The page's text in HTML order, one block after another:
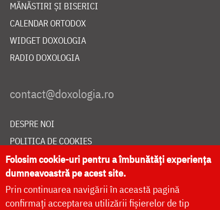
MĂNĂSTIRI ȘI BISERICI
CALENDAR ORTODOX
WIDGET DOXOLOGIA
RADIO DOXOLOGIA
DESPRE NOI
POLITICA DE COOKIES
DONEAZĂ ONLINE PENTRU CATEDRALA NAȚIONALĂ
LIVE
Folosim cookie-uri pentru a îmbunătăți experiența
dumneavoastră pe acest site.
Prin continuarea navigării în această pagină
confirmați acceptarea utilizării fișierelor de tip